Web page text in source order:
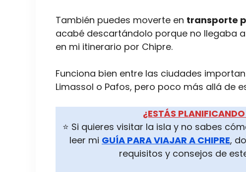
También puedes moverte en transporte
acabé descartándolo porque no llegaba
en mi itinerario por Chipre.
Funciona bien entre las ciudades
Limassol o Pafos, pero poco más allá de
¿ESTÁS
⭐ Si quieres visitar la isla y no sabes
leer mi GUÍA PARA VIAJAR A CHIPRE,
requisitos y consejos de